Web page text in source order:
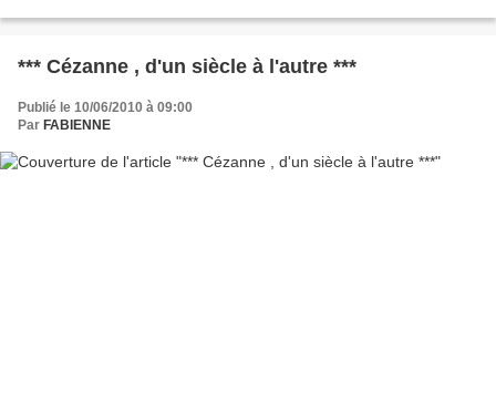
*** Cézanne , d'un siècle à l'autre ***
Publié le 10/06/2010 à 09:00
Par FABIENNE